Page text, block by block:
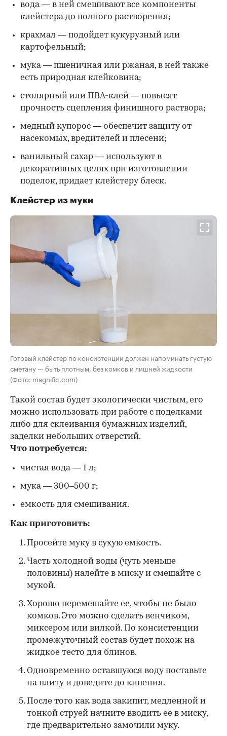
вода — в ней смешивают все компоненты
клейстера до полного растворения;
крахмал — подойдет кукурузный или
картофельный;
мука — пшеничная или ржаная, в ней также
есть природная клейковина;
столярный или ПВА-клей — повысят
прочность сцепления финишного раствора;
медный купорос — обеспечит защиту от
насекомых, вредителей и плесени;
ванильный сахар — используют в
декоративных целях при изготовлении
поделок, придает клейстеру блеск.
Клейстер из муки
Готовый клейстер по консистенции должен напоминать густую
сметану — быть плотным, без комков и лишней жидкости
(Фото: magnific.com)
Такой состав будет экологически чистым, его
можно использовать при работе с поделками
либо для склеивания бумажных изделий,
заделки небольших отверстий.
Что потребуется:
чистая вода — 1 л;
мука — 300–500 г;
емкость для смешивания.
Как приготовить:
Просейте муку в сухую емкость.
Часть холодной воды (чуть меньше
половины) налейте в миску и смешайте с
мукой.
Хорошо перемешайте ее, чтобы не было
комков. Это можно сделать венчиком,
миксером или вилкой. По консистенции
промежуточный состав будет похож на
жидкое тесто для блинов.
Одновременно оставшуюся воду поставьте
на плиту и доведите до кипения.
После того как вода закипит, медленной и
тонкой струей начните вводить ее в миску,
где предварительно замочили муку.